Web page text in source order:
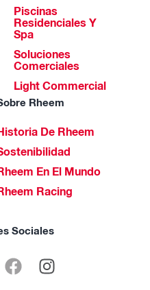
Piscinas
Residenciales Y
Spa
Soluciones
Comerciales
Light Commercial
Rheem
De Rheem
En El Mundo
Racing
Sociales